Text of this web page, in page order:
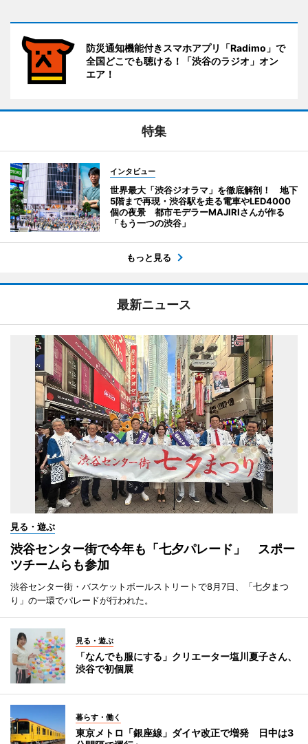
防災通知機能付きスマホアプリ「Radimo」で
全国どこでも聴ける！「渋谷のラジオ」オン
エア！
特集
インタビュー
世界最大「渋谷ジオラマ」を徹底解剖！ 地下
5階まで再現・渋谷駅を走る電車やLED4000
個の夜景 都市モデラーMAJIRIさんが作る
「もう一つの渋谷」
もっと見る
最新ニュース
見る・遊ぶ
渋谷センター街で今年も「七夕パレード」 スポー
ツチームらも参加
渋谷センター街・バスケットボールストリートで8月7日、「七夕まつ
り」の一環でパレードが行われた。
見る・遊ぶ
「なんでも服にする」クリエーター塩川夏子さん、
渋谷で初個展
暮らす・働く
東京メトロ「銀座線」ダイヤ改正で増発 日中は3